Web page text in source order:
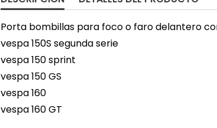
Porta bombillas para foco o faro delantero
vespa 150S segunda serie
vespa 150 sprint
vespa 150 GS
vespa 160
vespa 160 GT